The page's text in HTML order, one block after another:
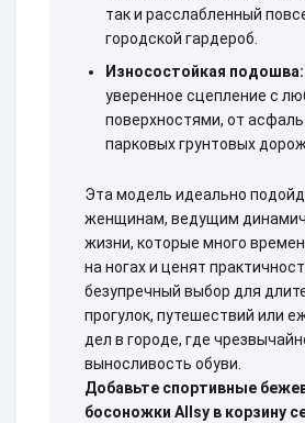
так и расслабленный
городской гардероб.
Износостойкая подошва:
уверенное сцепление с
поверхностями, от
парковых грунтовых
Эта модель идеально
женщинам, ведущим
жизни, которые много
на ногах и ценят
безупречный выбор для
прогулок, путешествий или
дел в городе, где
выносливость обуви.
Добавьте спортивные
босоножки Allsy в корзину